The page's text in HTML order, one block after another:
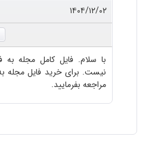
۱۴۰۴/۱۲/۰۲
با سلام. فایل کامل مجله
نیست. برای خرید فایل
مراجعه بفرمایید.